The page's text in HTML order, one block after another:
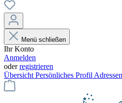
Menü schließen
Ihr Konto
Anmelden
oderregistrieren
Übersicht Persönliches Profil Adressen